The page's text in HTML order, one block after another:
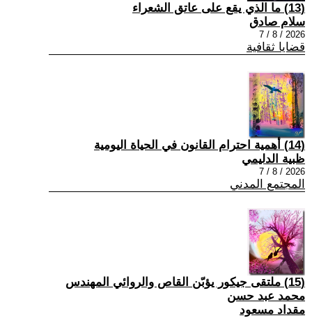
(13) ما الذي يقع على عاتق الشعراء
سلام صادق
2026 / 8 / 7
قضايا ثقافية
(14) أهمية احترام القانون في الحياة اليومية
ظبية الدليمي
2026 / 8 / 7
المجتمع المدني
(15) ملتقى جيكور يؤبّن القاص والروائي المهندس
محمد عبد حسن
مقداد مسعود